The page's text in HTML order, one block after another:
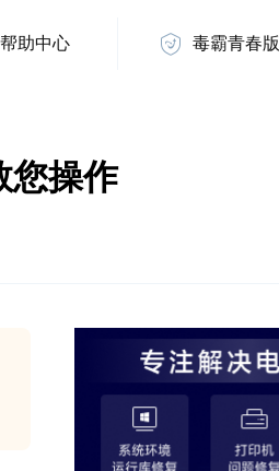
帮助中心 毒霸青春版
您操作